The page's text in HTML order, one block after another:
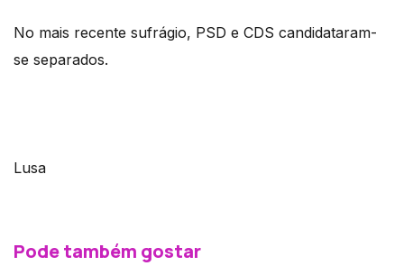
No mais recente sufrágio, PSD e CDS candidataram-
se separados.
Lusa
Pode também gostar